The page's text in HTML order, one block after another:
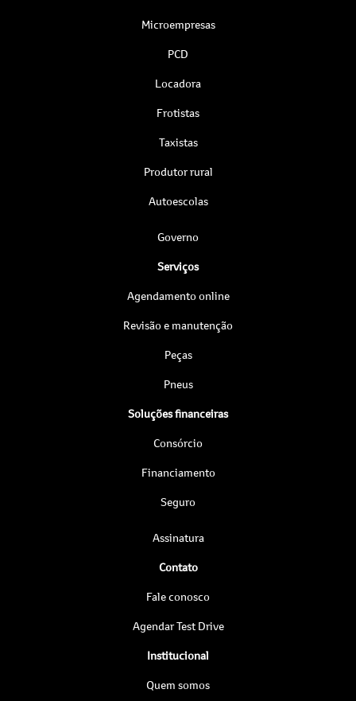
Microempresas
PCD
Locadora
Frotistas
Taxistas
Produtor rural
Autoescolas
Governo
Serviços
Agendamento online
Revisão e manutenção
Peças
Pneus
Soluções financeiras
Consórcio
Financiamento
Seguro
Assinatura
Contato
Fale conosco
Agendar Test Drive
Institucional
Quem somos